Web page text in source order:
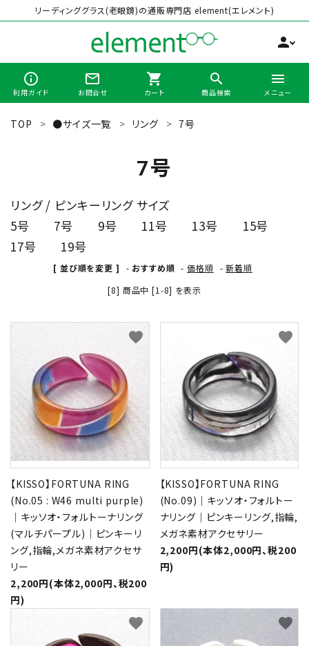
リーディンググラス(老眼鏡)の通販専門店 element(エレメント)
person
info_outline
利用ガイド
mail_outline
お問合せ
shopping_cart
カート
search
商品検索
menu
メニュー
search
全商品から選ぶ
カテゴリーから選ぶ
色から選ぶ
価格帯から選ぶ
SALE
コンテンツ
INFORMATION
ACCOUNT MENU
ようこそ 会員名 様
person 新規会員登録
TOP ●サイズ一覧 リング 7号
7号
リング / ピンキーリング サイズ
5号
7号 9号 11号 13号
15号
17号
19号
[ 並び順を変更 ] - おすすめ順 -価格順 -新着順
[8] 商品中 [1-8] を表示
【KISSO】FORTUNA RING
(No.05 : W46 multi purple)
｜キッソオ・フォルトーナリング
(マルチパープル)｜ピンキーリ
ング,指輪,メガネ素材アクセサ
リー
2,200円(本体2,000円、税200
円)
favorite
【KISSO】FORTUNA RING
(No.09)｜キッソオ・フォルトー
ナリング｜ピンキーリング,指輪,
メガネ素材アクセサリー
2,200円(本体2,000円、税200
円)
favorite
favorite favorite